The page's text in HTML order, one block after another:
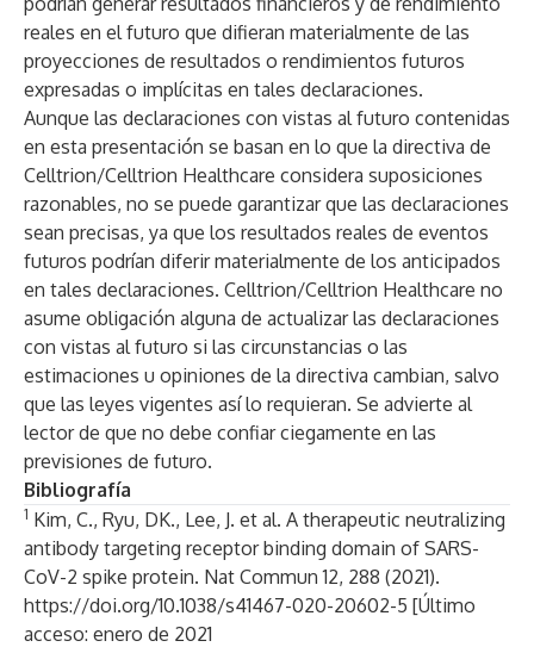
reales en el futuro que difieran materialmente de las
proyecciones de resultados o rendimientos futuros
expresadas o implícitas en tales declaraciones.
Aunque las declaraciones con vistas al futuro contenidas
en esta presentación se basan en lo que la directiva de
Celltrion/Celltrion Healthcare considera suposiciones
razonables, no se puede garantizar que las declaraciones
sean precisas, ya que los resultados reales de eventos
futuros podrían diferir materialmente de los anticipados
en tales declaraciones. Celltrion/Celltrion Healthcare no
asume obligación alguna de actualizar las declaraciones
con vistas al futuro si las circunstancias o las
estimaciones u opiniones de la directiva cambian, salvo
que las leyes vigentes así lo requieran. Se advierte al
lector de que no debe confiar ciegamente en las
previsiones de futuro.
Bibliografía
1 Kim, C., Ryu, DK., Lee, J. et al. A therapeutic neutralizing
antibody targeting receptor binding domain of SARS-
CoV-2 spike protein. Nat Commun 12, 288 (2021).
https://doi.org/10.1038/s41467-020-20602-5 [Último
acceso: enero de 2021